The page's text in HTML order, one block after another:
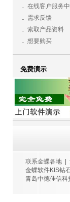
在线客户服务
需求反馈
索取产品资料
想要购买
免费演示
联系金蝶各地 |
金蝶软件KIS钻
青岛中德佳信科